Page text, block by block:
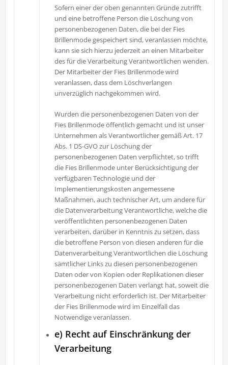
Sofern einer der oben genannten Gründe zutrifft
und eine betroffene Person die Löschung von
personenbezogenen Daten, die bei der Fies
Brillenmode gespeichert sind, veranlassen möchte,
kann sie sich hierzu jederzeit an einen Mitarbeiter
des für die Verarbeitung Verantwortlichen wenden.
Der Mitarbeiter der Fies Brillenmode wird
veranlassen, dass dem Löschverlangen
unverzüglich nachgekommen wird.
Wurden die personenbezogenen Daten von der
Fies Brillenmode öffentlich gemacht und ist unser
Unternehmen als Verantwortlicher gemäß Art. 17
Abs. 1 DS-GVO zur Löschung der
personenbezogenen Daten verpflichtet, so trifft
die Fies Brillenmode unter Berücksichtigung der
verfügbaren Technologie und der
Implementierungskosten angemessene
Maßnahmen, auch technischer Art, um andere für
die Datenverarbeitung Verantwortliche, welche die
veröffentlichten personenbezogenen Daten
verarbeiten, darüber in Kenntnis zu setzen, dass
die betroffene Person von diesen anderen für die
Datenverarbeitung Verantwortlichen die Löschung
sämtlicher Links zu diesen personenbezogenen
Daten oder von Kopien oder Replikationen dieser
personenbezogenen Daten verlangt hat, soweit die
Verarbeitung nicht erforderlich ist. Der Mitarbeiter
der Fies Brillenmode wird im Einzelfall das
Notwendige veranlassen.
e) Recht auf Einschränkung der
Verarbeitung